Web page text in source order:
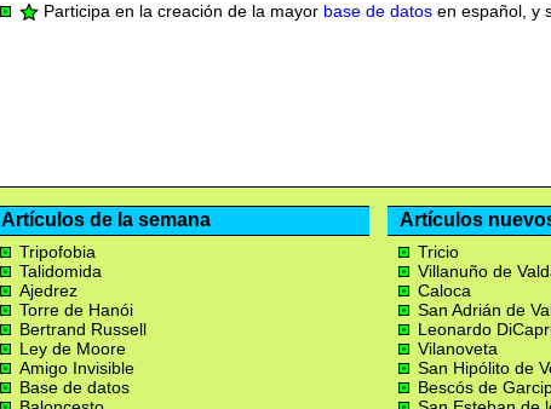
Participa en la creación de la mayor base de datos en español, y
Artículos de la semana
Tripofobia
Talidomida
Ajedrez
Torre de Hanói
Bertrand Russell
Ley de Moore
Amigo Invisible
Base de datos
Artículos
Tricio
Villanuño de
Caloca
San Adrián de
Leonardo
Vilanoveta
San Hipólito de
Bescós de